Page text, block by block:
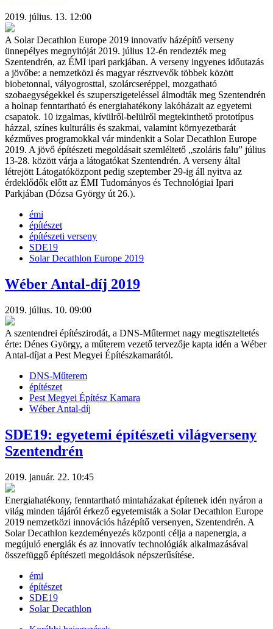
2019. július. 13. 12:00
A Solar Decathlon Europe 2019 innovatív házépítő verseny
ünnepélyes megnyitóját 2019. július 12-én rendezték meg
Szentendrén, az ÉMI ipari parkjában. A verseny ingyenes időutazás
a jövőbe: a nemzetközi és magyar résztvevők többek között
biobetonnal, vályogrosttal, szolárcseréppel, mozgatható
szobaegységekkel és szuperszigeteléssel álmodták meg Szentendrén
a holnap fenntartható és energiahatékony lakóházait az egyetemi
csapatok. 10 izgalmas, kívülről-belülről megtekinthető prototípus
házzal, színes kulturális és szakmai, valamint környezetbarát
kézműves programokkal vár mindenkit a Solar Decathlon Europe
2019. A jövő építészeti megoldásait szemléltető „szoláris falu” július
13-28. között várja a látogatókat Szentendrén. A verseny által
létrejött Látogatóközpont pedig szeptember 29-ig áll nyitva az
érdeklődők előtt az ÉMI Tudományos és Technológiai Ipari
Parkjában (Dózsa György út 26.).
émi
építészet
építészeti verseny
SDE19
Solar Decathlon Europe 2019
Wéber Antal-díj 2019
2019. július. 10. 09:00
A szentendrei építészirodát, a DNS-Műtermet nagy megtiszteltetés
érte: Dénes György, a műterem vezető tervezője kapta idén a Wéber
Antal-díjat a Pest Megyei Építészkamarától.
DNS-Műterem
építészet
Pest Megyei Építész Kamara
Wéber Antal-díj
SDE19: egyetemi építészeti világverseny
Szentendrén
2019. január. 22. 10:45
Energiahatékony, fenntartható mintaházakat építenek idén nyáron a
világ minden tájáról érkező egyetemisták a Solar Decathlon Europe
2019 nemzetközi innovációs házépítő versenyen, Szentendrén. A
Solar Decathlon kezdeményezés központi célja a napenergia, a
megújuló energiák és az innovatív technológiák alkalmazásával
összefüggő építészeti megoldások népszerűsítése.
émi
építészet
SDE19
Solar Decathlon